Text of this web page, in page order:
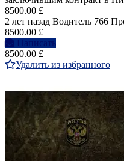
8500.00 £
2 лет назад Водитель 766
8500.00 £
Написать
8500.00 £
Удалить из избранного